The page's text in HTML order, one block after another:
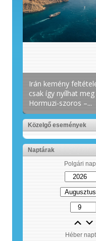
Közelgő események
Naptárak
Polgári
Héber